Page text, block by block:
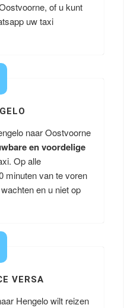
of u kunt
uw taxi
naar Oostvoorne
en voordelige
Op alle
minuten van te voren
en u niet op
VERSA
Hengelo wilt reizen